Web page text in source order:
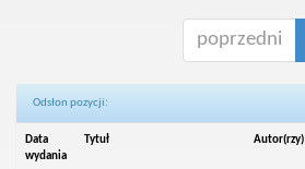
poprzedni
Odsłon pozycji:
Data
wydania
Tytuł Autor(rzy)